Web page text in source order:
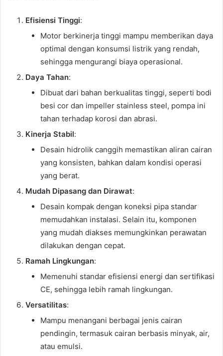
Efisiensi Tinggi:
Motor berkinerja tinggi mampu memberikan daya
optimal dengan konsumsi listrik yang rendah,
sehingga mengurangi biaya operasional.
Daya Tahan:
Dibuat dari bahan berkualitas tinggi, seperti bodi
besi cor dan impeller stainless steel, pompa ini
tahan terhadap korosi dan abrasi.
Kinerja Stabil:
Desain hidrolik canggih memastikan aliran cairan
yang konsisten, bahkan dalam kondisi operasi
yang berat.
Mudah Dipasang dan Dirawat:
Desain kompak dengan koneksi pipa standar
memudahkan instalasi. Selain itu, komponen
yang mudah diakses memungkinkan perawatan
dilakukan dengan cepat.
Ramah Lingkungan:
Memenuhi standar efisiensi energi dan sertifikasi
CE, sehingga lebih ramah lingkungan.
Versatilitas:
Mampu menangani berbagai jenis cairan
pendingin, termasuk cairan berbasis minyak, air,
atau emulsi.